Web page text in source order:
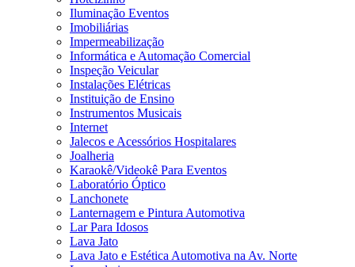
Iluminação Eventos
Imobiliárias
Impermeabilização
Informática e Automação Comercial
Inspeção Veicular
Instalações Elétricas
Instituição de Ensino
Instrumentos Musicais
Internet
Jalecos e Acessórios Hospitalares
Joalheria
Karaokê/Videokê Para Eventos
Laboratório Óptico
Lanchonete
Lanternagem e Pintura Automotiva
Lar Para Idosos
Lava Jato
Lava Jato e Estética Automotiva na Av. Norte